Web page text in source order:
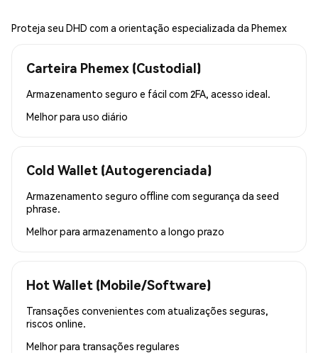
Proteja seu DHD com a orientação especializada da Phemex
Carteira Phemex (Custodial)
Armazenamento seguro e fácil com 2FA, acesso ideal.
Melhor para uso diário
Cold Wallet (Autogerenciada)
Armazenamento seguro offline com segurança da seed
phrase.
Melhor para armazenamento a longo prazo
Hot Wallet (Mobile/Software)
Transações convenientes com atualizações seguras,
riscos online.
Melhor para transações regulares